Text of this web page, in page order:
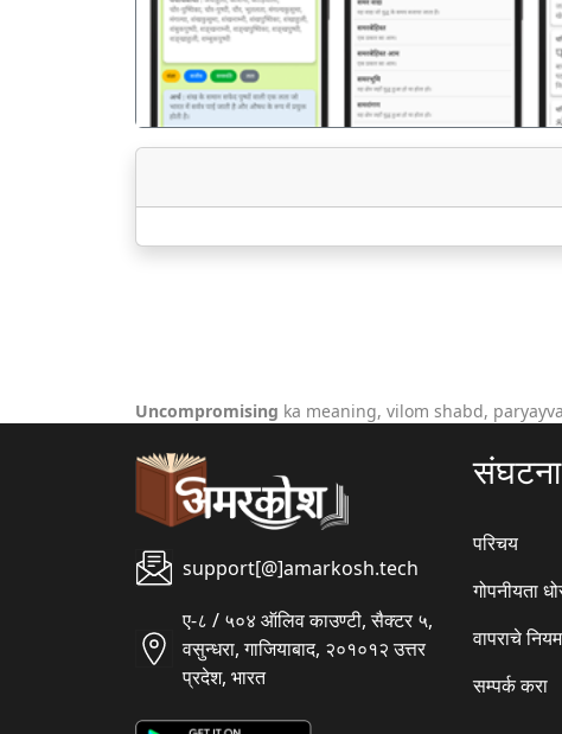
Uncompromising ka meaning, vilom shabd,
support[@]amarkosh.tech
ए-८ / ५०४ ऑलिव काउण्टी, सैक्टर ५,
वसुन्धरा, गाजियाबाद, २०१०१२ उत्तर
प्रदेश, भारत
संघटना
परिचय
गोपनीयता
वापराचे नियम
सम्पर्क करा